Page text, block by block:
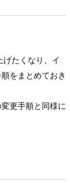
たくなり、イ
をまとめておき
更手順と同様に